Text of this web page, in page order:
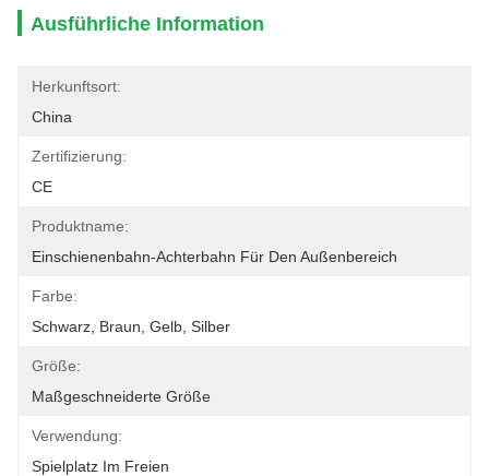
Ausführliche Information
Herkunftsort:
China
Zertifizierung:
CE
Produktname:
Einschienenbahn-Achterbahn Für Den Außenbereich
Farbe:
Schwarz, Braun, Gelb, Silber
Größe:
Maßgeschneiderte Größe
Verwendung:
Spielplatz Im Freien